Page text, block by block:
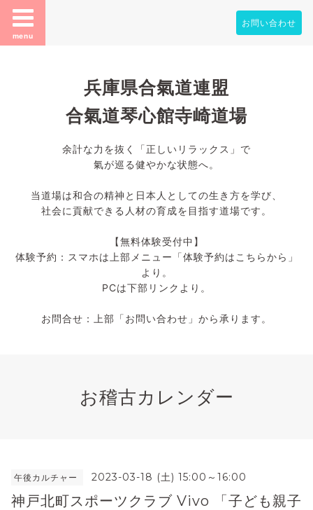
menu
お問い合わせ
兵庫県合氣道連盟
合氣道琴心館寺崎道場
余計な力を抜く「正しいリラックス」で
氣が巡る健やかな状態へ。
当道場は和合の精神と日本人としての生き方を学び、
社会に貢献できる人材の育成を目指す道場です。
【無料体験受付中】
体験予約：スマホは上部メニュー「体験予約はこちらから」
より。
PCは下部リンクより。
お問合せ：上部「お問い合わせ」から承ります。
お稽古カレンダー
午後カルチャー 2023-03-18 (土) 15:00～16:00
神戸北町スポーツクラブ Vivo 「子ども親子